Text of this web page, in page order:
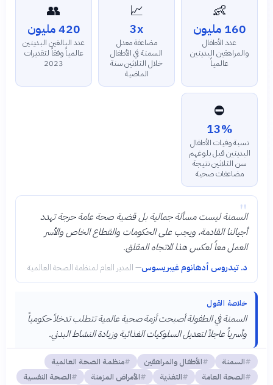
👶
160 مليون
عدد الأطفال
والمراهقين البدينين
عالمياً
📈
3x
مضاعفة معدل
السمنة في الأطفال
خلال الثلاثين سنة
الماضية
👥
420 مليون
عدد البالغين البدينين
عالمياً وفقاً لتقديرات
2023
⛔
13%
نسبة وفيات الأطفال
البدينين قبل بلوغهم
سن الثلاثين نتيجة
مضاعفات صحية
"
السمنة ليست مسألة جمالية بل قضية صحة عامة حرجة تهدد
أجيالنا القادمة، ويجب على الحكومات والقطاع الخاص والأسر
العمل معاً لعكس هذا الاتجاه المقلق.
د. تيدروس أدهانوم غيبريسوس— المدير العام لمنظمة الصحة العالمية
خلاصة القول
السمنة في الطفولة أصبحت أزمة صحية عالمية تتطلب تدخلاً حكومياً
وأسرياً عاجلاً لتعديل السلوكيات الغذائية وزيادة النشاط البدني.
السمنة الأطفال والمراهقين
منظمة الصحة العالمية
الصحة العامة
التغذية الأمراض المزمنة
الصحة النفسية